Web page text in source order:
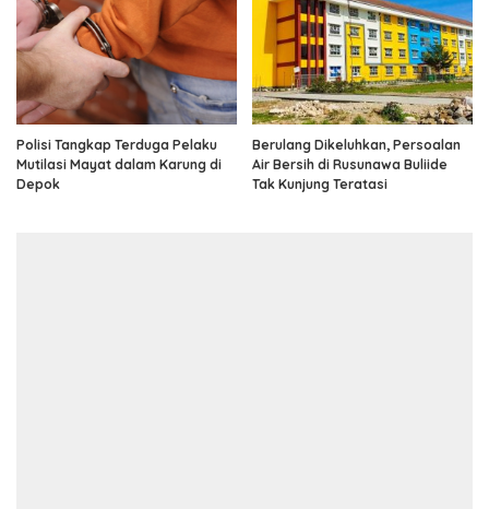
Polisi Tangkap Terduga Pelaku
Mutilasi Mayat dalam Karung di
Depok
Berulang Dikeluhkan, Persoalan
Air Bersih di Rusunawa Buliide
Tak Kunjung Teratasi